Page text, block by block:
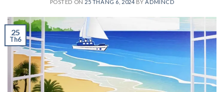
POSTED ON 25 THÁNG 6, 2024 BY ADMINCD
25
Th6